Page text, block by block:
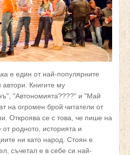
е един от най-популярните
Книгите му
"Автономията????" и "Май
на огромен брой читатели от
Откроява се с това, че пише на
от родното, историята и
ни като народ. Стоян е
съчетал е в себе си най-